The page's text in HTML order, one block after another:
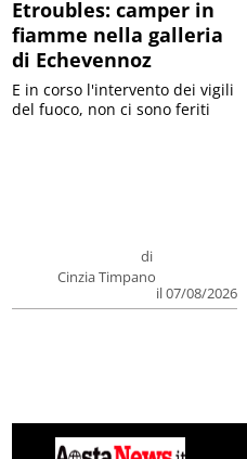
Etroubles: camper in
fiamme nella galleria
di Echevennoz
di
Cinzia Timpano
il 07/08/2026
E in corso l'intervento dei vigili
del fuoco, non ci sono feriti